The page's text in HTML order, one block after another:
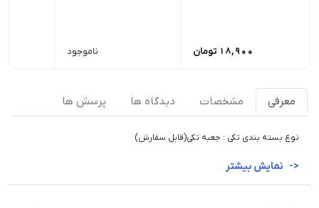
18,900 تومان ناموجود
معرفی مشخصات دیدگاه ها پرسش ها
نوع بسته بندی تکی : جعبه تکی(قابل سفارش)